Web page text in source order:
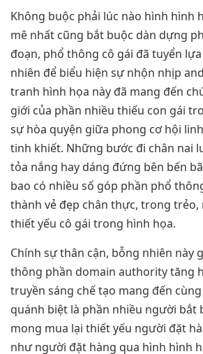
Không buộc phải lúc nào hình hình
mê nhất cũng bắt buộc dàn dựng
đoạn, phổ thông cô gái đã tuyển
nhiên để biểu hiện sự nhộn nhịp
tranh hình họa này đã mang đến
giới của phần nhiều thiếu con gái
sự hòa quyện giữa phong cơ hội
tinh khiết. Những bước đi chân nai
tỏa nắng hay dáng đứng bên bến
bao có nhiều số góp phần phổ
thành vẻ đẹp chân thực, trong
thiết yếu cô gái trong hình họa.
Chính sự thân cận, bỗng nhiên này
thông phần domain authority tăng
truyền sáng chế tạo mang đến
quánh biệt là phần nhiều người bắt
mong mua lại thiết yếu người đặt
như người đặt hàng qua hình hình